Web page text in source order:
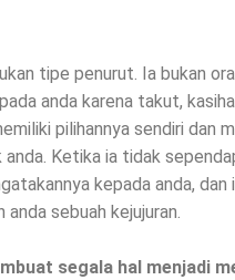
tipe penurut. Ia bukan
anda karena takut,
pilihannya sendiri dan
Ketika ia tidak
kepada anda, dan
anda sebuah kejujuran.
segala hal menjadi